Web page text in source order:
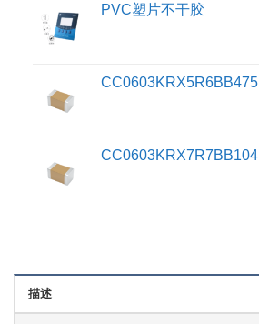
PVC塑片不干胶
CC0603KRX5R6BB475
CC0603KRX7R7BB104
描述